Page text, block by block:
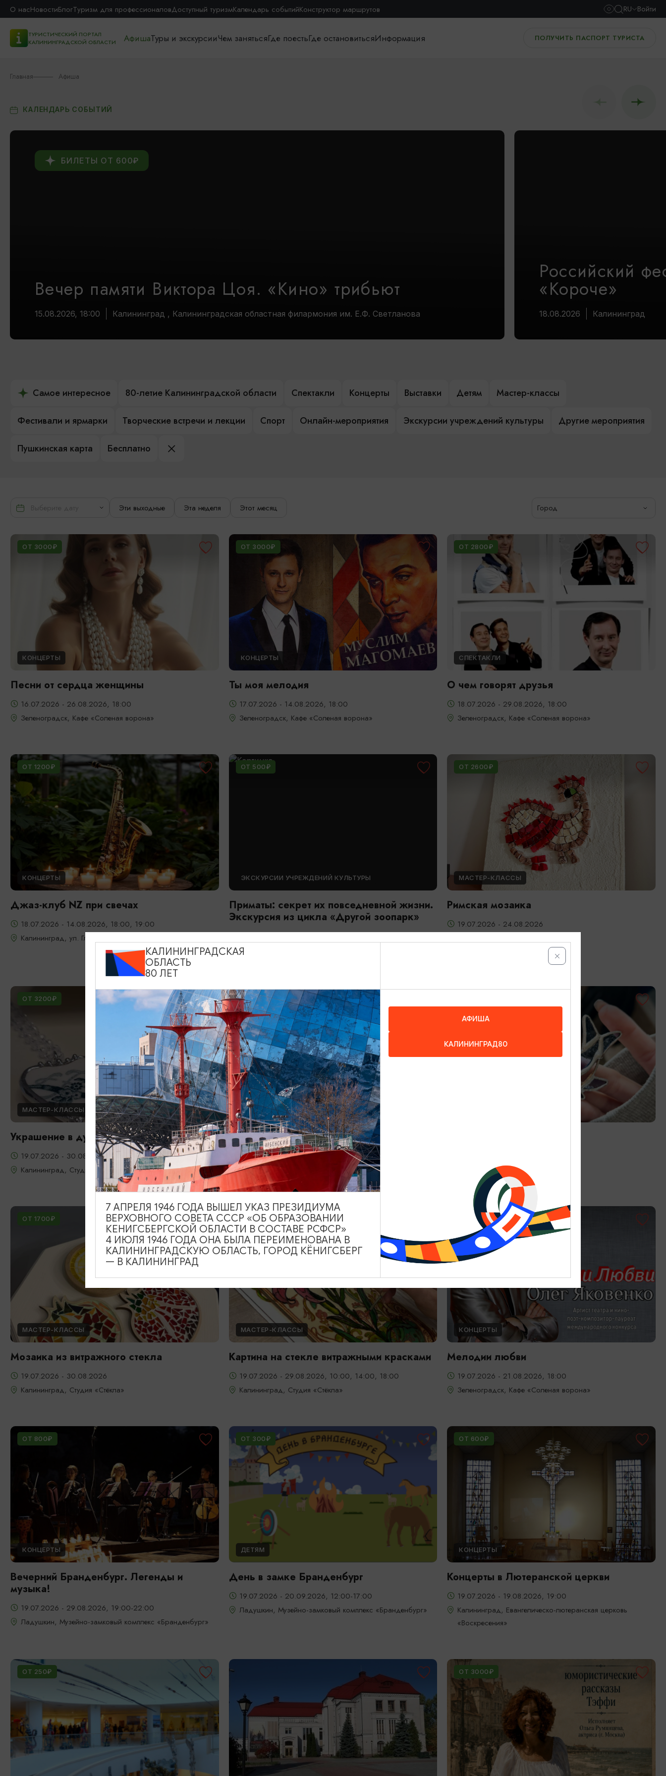
О насНовостиБлогТуризм для профессионаловДоступный туризмКалендарь событийКонструктор маршрутов RU Войти
ТУРИСТИЧЕСКИЙ ПОРТАЛ
КАЛИНИНГРАДСКОЙ ОБЛАСТИ
АфишаТуры и экскурсииЧем занятьсяГде поестьГде остановитьсяИнформация ПОЛУЧИТЬ ПАСПОРТ ТУРИСТА
Главная Афиша
КАЛЕНДАРЬ СОБЫТИЙ
Вечер памяти Виктора Цоя. «Кино» трибьют
15.08.2026, 18:00 Калининград , Калининградская областная филармония им. Е.Ф. Светланова
БИЛЕТЫ ОТ 600₽
Российский
«Короче»
18.08.2026 Калининград
Самое интересное 80-летие Калининградской области Спектакли Концерты Выставки Детям Мастер-классы
Фестивали и ярмарки Творческие встречи и лекции Спорт Онлайн-мероприятия Экскурсии учреждений культуры Другие мероприятия
Пушкинская карта Бесплатно
Эти выходные Эта неделя Этот месяц Город
ОТ 3000₽
КОНЦЕРТЫ
Песни от сердца женщины
16.07.2026 - 26.08.2026, 18:00
Зеленоградск, Кафе «Соленая ворона»
ОТ 3000₽
КОНЦЕРТЫ
Ты моя мелодия
17.07.2026 - 14.08.2026, 18:00
Зеленоградск, Кафе «Соленая ворона»
ОТ 2800₽
СПЕКТАКЛИ
О чем говорят друзья
18.07.2026 - 29.08.2026, 18:00
Зеленоградск, Кафе «Соленая ворона»
ОТ 1200₽
КОНЦЕРТЫ
Джаз-клуб NZ при свечах
18.07.2026 - 14.08.2026, 18:00, 19:00
Калининград, ул. Глазунова, 9
ОТ 500₽
ЭКСКУРСИИ УЧРЕЖДЕНИЙ КУЛЬТУРЫ
Приматы: секрет их повседневной жизни.
Экскурсия из цикла «Другой зоопарк»
Калининград, Калининградский зоопарк
ОТ 2600₽
МАСТЕР-КЛАССЫ
Римская мозаика
19.07.2026 - 24.08.2026
ОТ 3200₽
МАСТЕР-КЛАССЫ
Украшение в духе старого Кенигсберга
19.07.2026 - 30.08.2026
Калининград, Студия «Стёкла»
ОТ 2800₽
МАСТЕР-КЛАССЫ
Мозаика в технике Тренкадис
19.07.2026 - 28.08.2026, 10:00, 18:00
Калининград, Студия «Стёкла»
Калининград, Студия «Стёкла»
ОТ 1700₽
МАСТЕР-КЛАССЫ
Мозаика из витражного стекла
19.07.2026 - 30.08.2026
Калининград, Студия «Стёкла»
ОТ 2200₽
МАСТЕР-КЛАССЫ
Картина на стекле витражными красками
19.07.2026 - 29.08.2026, 10:00, 14:00, 18:00
Калининград, Студия «Стёкла»
ОТ 3000₽
КОНЦЕРТЫ
Мелодии любви
19.07.2026 - 21.08.2026, 18:00
Зеленоградск, Кафе «Соленая ворона»
ОТ 800₽
КОНЦЕРТЫ
Вечерний Бранденбург. Легенды и
музыка!
19.07.2026 - 29.08.2026, 19:00-22:00
Ладушкин, Музейно-замковый комплекс «Бранденбург»
ОТ 300₽
ДЕТЯМ
День в замке Бранденбург
19.07.2026 - 20.09.2026, 12:00-17:00
Ладушкин, Музейно-замковый комплекс «Бранденбург»
ОТ 600₽
КОНЦЕРТЫ
Концерты в Лютеранской церкви
19.07.2026 - 19.08.2026, 19:00
Калининград, Евангелическо-лютеранская церковь
«Воскресения»
ОТ 250₽ ОТ 3000₽
КАЛИНИНГРАДСКАЯ
ОБЛАСТЬ
80 ЛЕТ
АФИША
КАЛИНИНГРАД80
7 АПРЕЛЯ 1946 ГОДА ВЫШЕЛ УКАЗ ПРЕЗИДИУМА
ВЕРХОВНОГО СОВЕТА СССР «ОБ ОБРАЗОВАНИИ
КЕНИГСБЕРГСКОЙ ОБЛАСТИ В СОСТАВЕ РСФСР»
4 ИЮЛЯ 1946 ГОДА ОНА БЫЛА ПЕРЕИМЕНОВАНА В
КАЛИНИНГРАДСКУЮ ОБЛАСТЬ, ГОРОД КЁНИГСБЕРГ
— В КАЛИНИНГРАД